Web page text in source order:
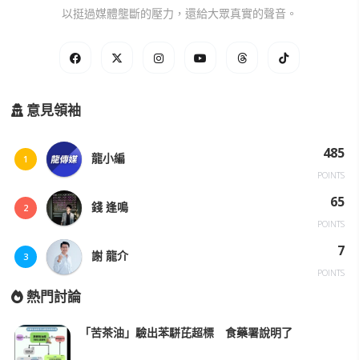
以挺過媒體壟斷的壓力，還給大眾真實的聲音。
意見領袖
1 龍小編 485
POINTS
2 錢 逢鳴 65
POINTS
3 謝 龍介 7
POINTS
熱門討論
「苦茶油」驗出苯駢芘超標 食藥署說明了